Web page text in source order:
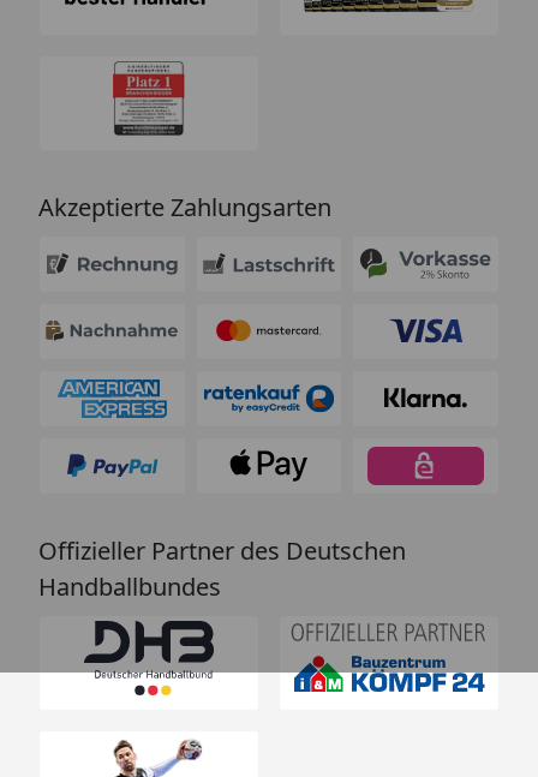
Akzeptierte Zahlungsarten
Offizieller Partner des Deutschen
Handballbundes